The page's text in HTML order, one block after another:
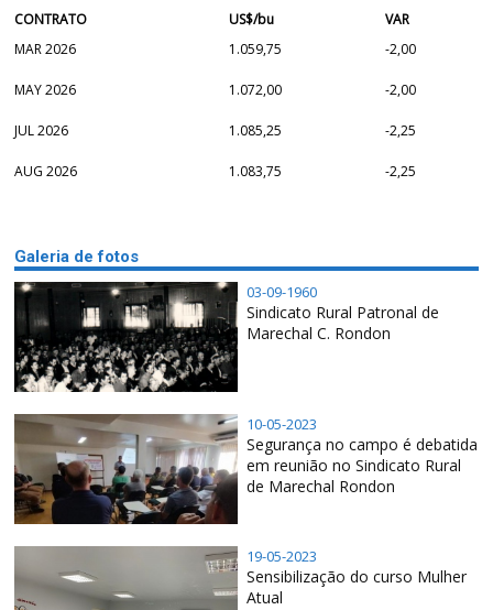
CONTRATO
US$/bu
VAR
MAR 2026
1.059,75 -2,00
MAY 2026 1.072,00 -2,00
JUL 2026 1.085,25 -2,25
AUG 2026 1.083,75 -2,25
Galeria de fotos
03-09-1960
Sindicato Rural Patronal de
Marechal C. Rondon
10-05-2023
Segurança no campo é debatida
em reunião no Sindicato Rural
de Marechal Rondon
19-05-2023
Sensibilização do curso Mulher
Atual